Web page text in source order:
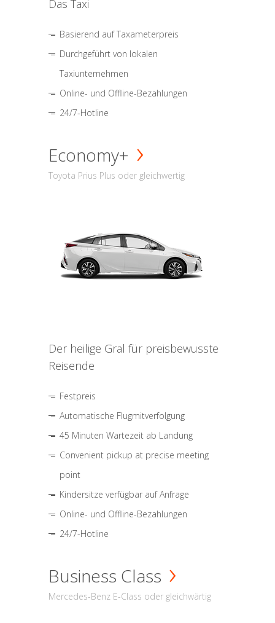
Das Taxi
Basierend auf Taxameterpreis
Durchgeführt von lokalen
Taxiunternehmen
Online- und Offline-Bezahlungen
24/7-Hotline
Economy+
Toyota Prius Plus oder gleichwertig
Der heilige Gral für preisbewusste
Reisende
Festpreis
Automatische Flugmitverfolgung
45 Minuten Wartezeit ab Landung
Convenient pickup at precise meeting
point
Kindersitze verfügbar auf Anfrage
Online- und Offline-Bezahlungen
24/7-Hotline
Business Class
Mercedes-Benz E-Class oder gleichwärtig